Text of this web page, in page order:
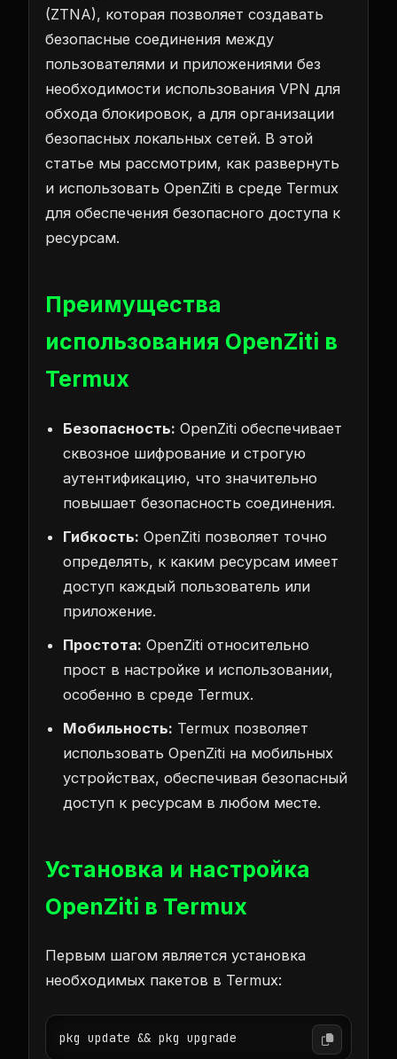
(ZTNA), которая позволяет создавать
безопасные соединения между
пользователями и приложениями без
необходимости использования VPN для
обхода блокировок, а для организации
безопасных локальных сетей. В этой
статье мы рассмотрим, как развернуть
и использовать OpenZiti в среде Termux
для обеспечения безопасного доступа к
ресурсам.
Преимущества
использования OpenZiti в
Termux
Безопасность: OpenZiti обеспечивает
сквозное шифрование и строгую
аутентификацию, что значительно
повышает безопасность соединения.
Гибкость: OpenZiti позволяет точно
определять, к каким ресурсам имеет
доступ каждый пользователь или
приложение.
Простота: OpenZiti относительно
прост в настройке и использовании,
особенно в среде Termux.
Мобильность: Termux позволяет
использовать OpenZiti на мобильных
устройствах, обеспечивая безопасный
доступ к ресурсам в любом месте.
Установка и настройка
OpenZiti в Termux
Первым шагом является установка
необходимых пакетов в Termux:
pkg update && pkg upgrade